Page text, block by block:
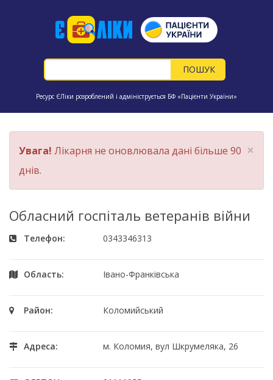
Ресурс ЄЛіки розроблений і адмініструється БФ «Пацієнти України»
×
Увага! Лікарня не оновлювала дані більше 90
днів.
Обласний госпіталь ветеранів війни
Телефон: 0343346313
Область: Івано-Франківська
Район: Коломийський
Адреса: м. Коломия, вул Шкрумеляка, 26